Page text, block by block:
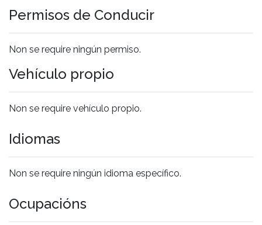
Permisos de Conducir
Non se require ningún permiso.
Vehículo propio
Non se require vehículo propio.
Idiomas
Non se require ningún idioma específico.
Ocupacións